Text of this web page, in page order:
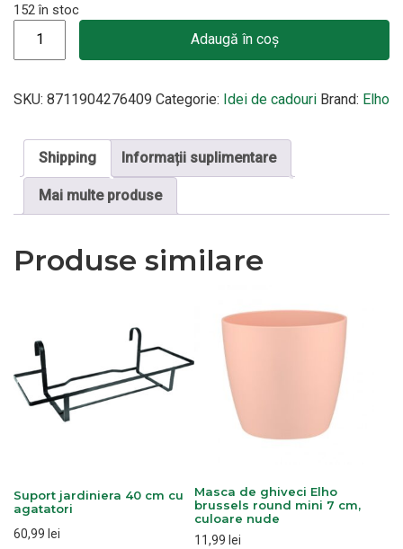
152 în stoc
Adaugă în coș
SKU: 8711904276409 Categorie: Idei de cadouri Brand: Elho
Shipping Informații suplimentare
Mai multe produse
Produse similare
Suport jardiniera 40 cm cu
agatatori
60,99 lei
Masca de ghiveci Elho
brussels round mini 7 cm,
culoare nude
11,99 lei